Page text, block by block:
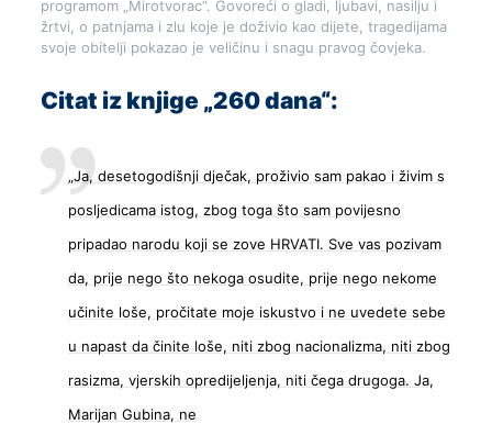
programom „Mirotvorac“. Govoreći o gladi, ljubavi, nasilju i
žrtvi, o patnjama i zlu koje je doživio kao dijete, tragedijama
svoje obitelji pokazao je veličinu i snagu pravog čovjeka.
Citat iz knjige „260 dana“:
„Ja, desetogodišnji dječak, proživio sam pakao i živim s
posljedicama istog, zbog toga što sam povijesno
pripadao narodu koji se zove HRVATI. Sve vas pozivam
da, prije nego što nekoga osudite, prije nego nekome
učinite loše, pročitate moje iskustvo i ne uvedete sebe
u napast da činite loše, niti zbog nacionalizma, niti zbog
rasizma, vjerskih opredijeljenja, niti čega drugoga. Ja,
Marijan Gubina, ne